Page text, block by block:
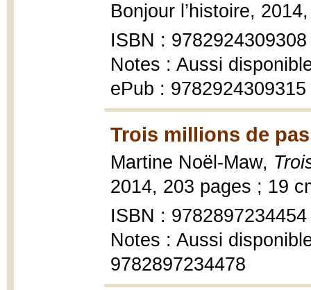
Bonjour l’histoire,
ISBN : 9782924309308
Notes : Aussi
ePub : 9782924309315
Trois millions de
Martine Noël-Maw,
2014, 203 pages ; 19
ISBN : 9782897234454
Notes : Aussi
9782897234478